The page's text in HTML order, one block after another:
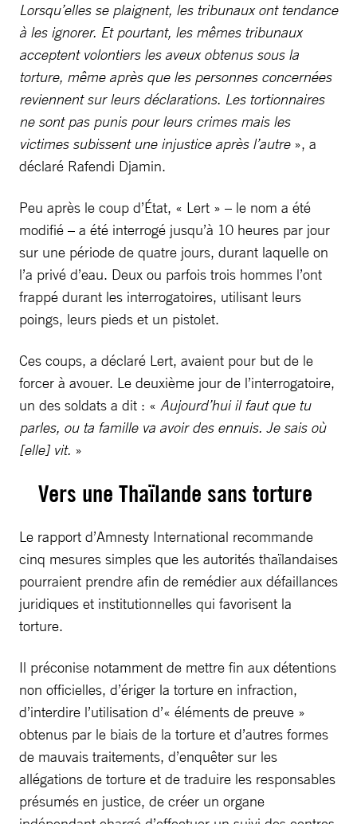
Lorsqu’elles se plaignent, les tribunaux ont tendance
à les ignorer. Et pourtant, les mêmes tribunaux
acceptent volontiers les aveux obtenus sous la
torture, même après que les personnes concernées
reviennent sur leurs déclarations. Les tortionnaires
ne sont pas punis pour leurs crimes mais les
victimes subissent une injustice après l’autre», a
déclaré Rafendi Djamin.
Peu après le coup d’État, « Lert » – le nom a été
modifié – a été interrogé jusqu’à 10 heures par jour
sur une période de quatre jours, durant laquelle on
l’a privé d’eau. Deux ou parfois trois hommes l’ont
frappé durant les interrogatoires, utilisant leurs
poings, leurs pieds et un pistolet.
Ces coups, a déclaré Lert, avaient pour but de le
forcer à avouer. Le deuxième jour de l’interrogatoire,
un des soldats a dit : « Aujourd’hui il faut que tu
parles, ou ta famille va avoir des ennuis. Je sais où
[elle] vit. »
Vers une Thaïlande sans torture
Le rapport d’Amnesty International recommande
cinq mesures simples que les autorités thaïlandaises
pourraient prendre afin de remédier aux défaillances
juridiques et institutionnelles qui favorisent la
torture.
Il préconise notamment de mettre fin aux détentions
non officielles, d’ériger la torture en infraction,
d’interdire l’utilisation d’« éléments de preuve »
obtenus par le biais de la torture et d’autres formes
de mauvais traitements, d’enquêter sur les
allégations de torture et de traduire les responsables
présumés en justice, de créer un organe